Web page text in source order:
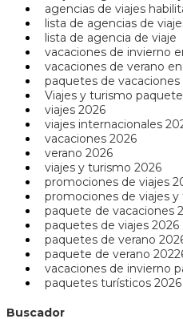
agencias de viajes
lista de agencias de
lista de agencia de viaje
vacaciones de invierno
vacaciones de verano
paquetes de vacaciones
Viajes y turismo
viajes 2026
viajes internacionales
vacaciones 2026
verano 2026
viajes y turismo 2026
promociones de viajes
promociones de viajes
paquete de vacaciones
paquetes de viajes 2026
paquetes de verano
paquete de verano
vacaciones de invierno
paquetes turísticos 2026
Buscador